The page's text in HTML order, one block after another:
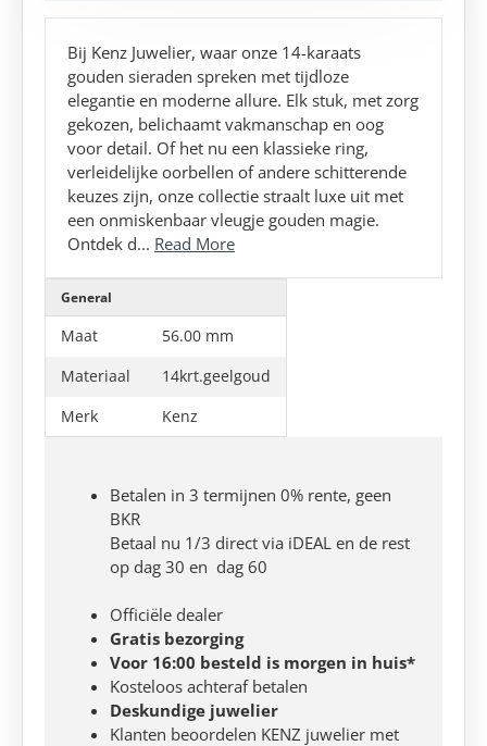
Bij Kenz Juwelier, waar onze 14-karaats
gouden sieraden spreken met tijdloze
elegantie en moderne allure. Elk stuk, met zorg
gekozen, belichaamt vakmanschap en oog
voor detail. Of het nu een klassieke ring,
verleidelijke oorbellen of andere schitterende
keuzes zijn, onze collectie straalt luxe uit met
een onmiskenbaar vleugje gouden magie.
Ontdek d... Read More
General
Maat
56.00 mm
Materiaal
14krt.geelgoud
Merk
Kenz
Betalen in 3 termijnen 0% rente, geen
BKR
Betaal nu 1/3 direct via iDEAL en de rest
op dag 30 en dag 60
Officiële dealer
Gratis bezorging
Voor 16:00 besteld is morgen in huis*
Kosteloos achteraf betalen
Deskundige juwelier
Klanten beoordelen KENZ juwelier met